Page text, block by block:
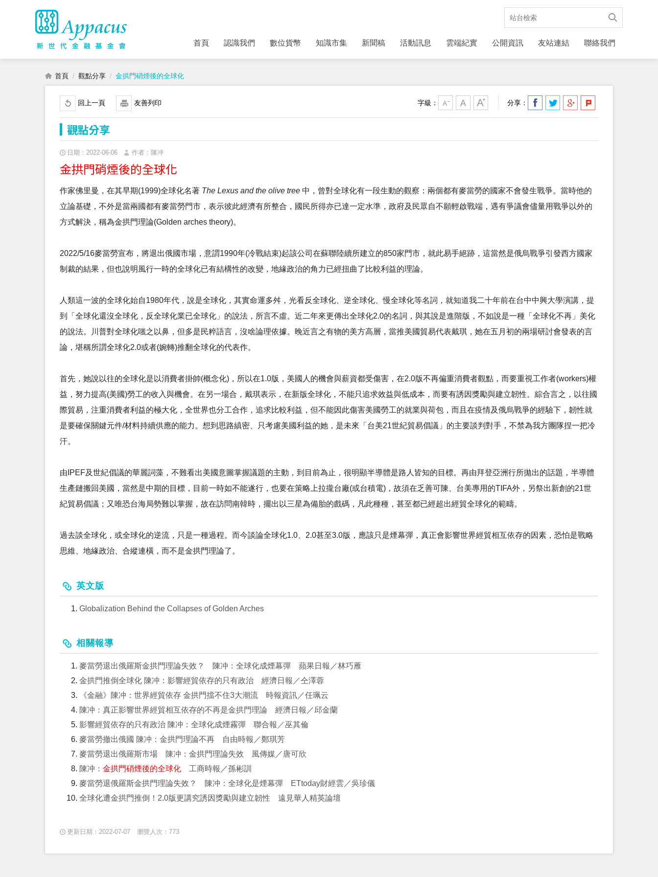
首頁 認識我們 數位貨幣 知識市集 新聞稿 活動訊息 雲端紀實 公開資訊 友站連結 聯絡我們
首頁 觀點分享 金拱門硝煙後的全球化
回上一頁 友善列印 字級： 分享：
觀點分享
日期：2022-06-06 作者：陳冲
金拱門硝煙後的全球化
作家佛里曼，在其早期(1999)全球化名著 The Lexus and the olive tree 中，曾對全球化有一段生動的觀察：兩個都有麥當勞的國家不會發生戰爭。當時他的
立論基礎，不外是當兩國都有麥當勞門市，表示彼此經濟有所整合，國民所得亦已達一定水準，政府及民眾自不願輕啟戰端，遇有爭議會儘量用戰爭以外的
方式解決，稱為金拱門理論(Golden arches theory)。
2022/5/16麥當勞宣布，將退出俄國市場，意謂1990年(冷戰結束)起該公司在蘇聯陸續所建立的850家門市，就此易手絕跡，這當然是俄烏戰爭引發西方國家
制裁的結果，但也說明風行一時的全球化已有結構性的改變，地緣政治的角力已經扭曲了比較利益的理論。
人類這一波的全球化始自1980年代，說是全球化，其實命運多舛，光看反全球化、逆全球化、慢全球化等名詞，就知道我二十年前在台中中興大學演講，提
到「全球化還沒全球化，反全球化業已全球化」的說法，所言不虛。近二年來更傳出全球化2.0的名詞，與其說是進階版，不如說是一種「全球化不再」美化
的說法。川普對全球化嗤之以鼻，但多是民粹語言，沒啥論理依據。晚近言之有物的美方高層，當推美國貿易代表戴琪，她在五月初的兩場研討會發表的言
論，堪稱所謂全球化2.0或者(婉轉)推翻全球化的代表作。
首先，她說以往的全球化是以消費者掛帥(概念化)，所以在1.0版，美國人的機會與薪資都受傷害，在2.0版不再偏重消費者觀點，而要重視工作者(workers)權
益，努力提高(美國)勞工的收入與機會。在另一場合，戴琪表示，在新版全球化，不能只追求效益與低成本，而要有誘因獎勵與建立韌性。綜合言之，以往國
際貿易，注重消費者利益的極大化，全世界也分工合作，追求比較利益，但不能因此傷害美國勞工的就業與荷包，而且在疫情及俄烏戰爭的經驗下，韌性就
是要確保關鍵元件/材料持續供應的能力。想到思路縝密、只考慮美國利益的她，是未來「台美21世紀貿易倡議」的主要談判對手，不禁為我方團隊捏一把冷
汗。
由IPEF及世紀倡議的華麗詞藻，不難看出美國意圖掌握議題的主動，到目前為止，很明顯半導體是路人皆知的目標。再由拜登亞洲行所拋出的話題，半導體
生產鏈搬回美國，當然是中期的目標，目前一時如不能遂行，也要在策略上拉攏台廠(或台積電)，故須在乏善可陳、台美專用的TIFA外，另祭出新創的21世
紀貿易倡議；又唯恐台海局勢難以掌握，故在訪問南韓時，擺出以三星為備胎的戲碼，凡此種種，甚至都已經超出經貿全球化的範疇。
過去談全球化，或全球化的逆流，只是一種過程。而今談論全球化1.0、2.0甚至3.0版，應該只是煙幕彈，真正會影響世界經貿相互依存的因素，恐怕是戰略
思維、地緣政治、合縱連橫，而不是金拱門理論了。
英文版
Globalization Behind the Collapses of Golden Arches
相關報導
麥當勞退出俄羅斯金拱門理論失效？ 陳冲：全球化成煙幕彈 蘋果日報／林巧雁
金拱門推倒全球化 陳冲：影響經貿依存的只有政治 經濟日報／仝澤蓉
《金融》陳冲：世界經貿依存 金拱門擋不住3大潮流 時報資訊／任珮云
陳冲：真正影響世界經貿相互依存的不再是金拱門理論 經濟日報／邱金蘭
影響經貿依存的只有政治 陳冲：全球化成煙霧彈 聯合報／巫其倫
麥當勞撤出俄國 陳冲：金拱門理論不再 自由時報／鄭琪芳
麥當勞退出俄羅斯市場 陳冲：金拱門理論失效 風傳媒／唐可欣
陳冲： 金拱門硝煙後的全球化 工商時報／孫彬訓
麥當勞退俄羅斯金拱門理論失效？ 陳冲：全球化是煙幕彈 ETtoday財經雲／吳珍儀
全球化遭金拱門推倒！2.0版更講究誘因獎勵與建立韌性 遠見華人精英論壇
更新日期：2022-07-07 瀏覽人次：773